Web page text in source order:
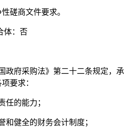
磋商文件要求。
体：否
政府采购法》第二十二条规定，承
要求：
任的能力；
和健全的财务会计制度；